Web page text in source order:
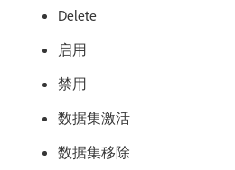
Delete
启用
禁用
数据集激活
数据集移除